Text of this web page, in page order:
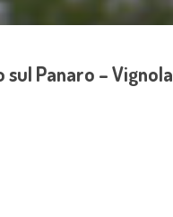
sul Panaro – Vignola